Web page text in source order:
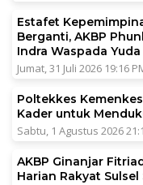
Estafet
Berganti, AKBP
Indra Waspada Yuda
Jumat, 31 Juli 2026 19:16
Poltekkes
Kader untuk
Sabtu, 1 Agustus 2026
AKBP Ginanjar
Harian Rakyat